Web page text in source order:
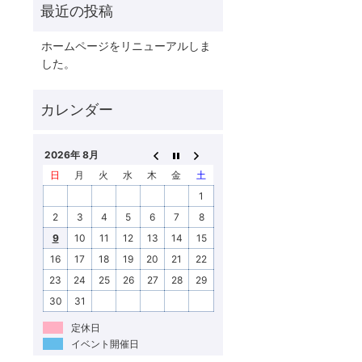
ホームページをリニューアルしま
した。
2026年 8月
日
月 火 水 木 金
土
1
2
3 4 5 6 7
8
9
10 11 12 13 14
15
16
17 18 19 20 21
22
23
24 25 26 27 28
29
30
31
定休日
イベント開催日